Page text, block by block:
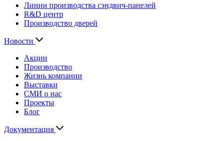
Линии производства сэндвич-панелей
R&D центр
Производство дверей
Новости
Акции
Производство
Жизнь компании
Выставки
СМИ о нас
Проекты
Блог
Документация